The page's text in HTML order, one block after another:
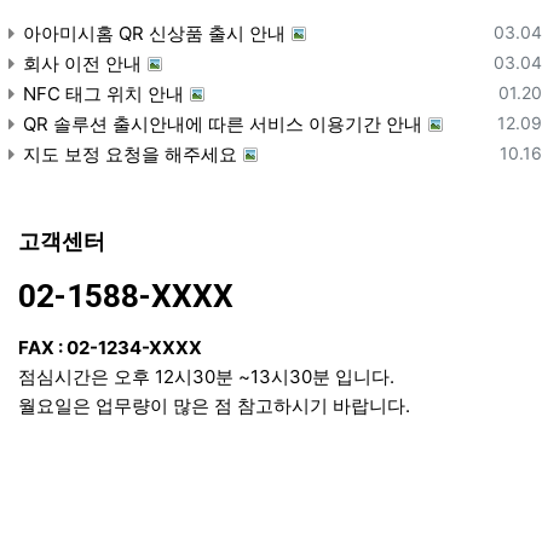
등록일
03.04
아아미시홈 QR 신상품 출시 안내
등록일
03.04
회사 이전 안내
등록
01.20
NFC 태그 위치 안내
등록
12.09
QR 솔루션 출시안내에 따른 서비스 이용기간 안내
등록
10.16
지도 보정 요청을 해주세요
고객센터
02-1588-XXXX
FAX : 02-1234-XXXX
점심시간은 오후 12시30분 ~13시30분 입니다.
월요일은 업무량이 많은 점 참고하시기 바랍니다.